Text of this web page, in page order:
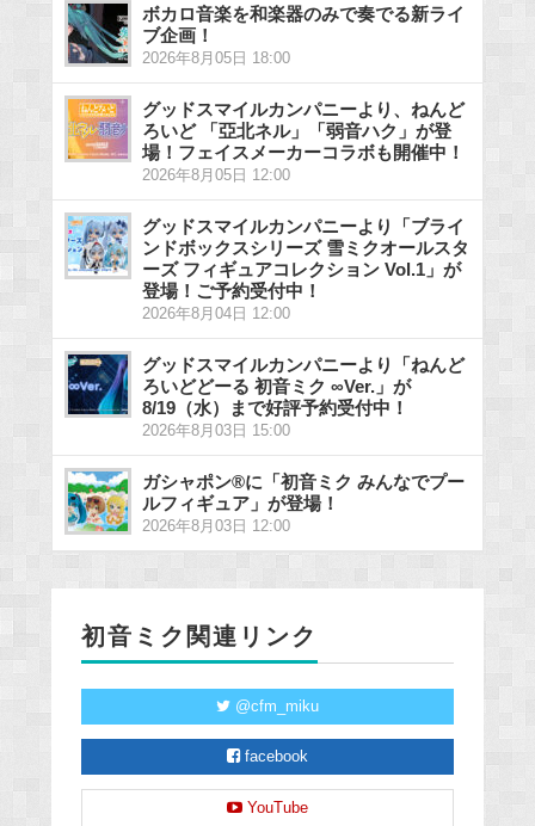
ボカロ音楽を和楽器のみで奏でる新ライ
ブ企画！
2026年8月05日 18:00
グッドスマイルカンパニーより、ねんど
ろいど 「亞北ネル」「弱音ハク」が登
場！フェイスメーカーコラボも開催中！
2026年8月05日 12:00
グッドスマイルカンパニーより「ブライ
ンドボックスシリーズ 雪ミクオールスタ
ーズ フィギュアコレクション Vol.1」が
登場！ご予約受付中！
2026年8月04日 12:00
グッドスマイルカンパニーより「ねんど
ろいどどーる 初音ミク ∞Ver.」が
8/19（水）まで好評予約受付中！
2026年8月03日 15:00
ガシャポン®に「初音ミク みんなでプー
ルフィギュア」が登場！
2026年8月03日 12:00
初音ミク関連リンク
@cfm_miku
facebook
YouTube